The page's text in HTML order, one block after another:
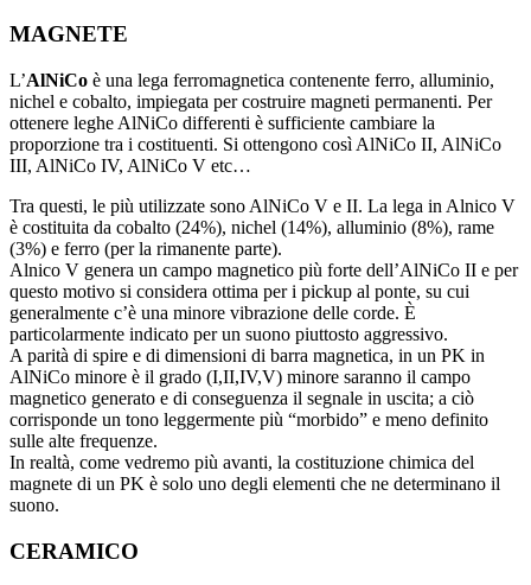
MAGNETE
L’AlNiCo è una lega ferromagnetica contenente ferro, alluminio,
nichel e cobalto, impiegata per costruire magneti permanenti. Per
ottenere leghe AlNiCo differenti è sufficiente cambiare la
proporzione tra i costituenti. Si ottengono così AlNiCo II, AlNiCo
III, AlNiCo IV, AlNiCo V etc…
Tra questi, le più utilizzate sono AlNiCo V e II. La lega in Alnico V
è costituita da cobalto (24%), nichel (14%), alluminio (8%), rame
(3%) e ferro (per la rimanente parte).
Alnico V genera un campo magnetico più forte dell’AlNiCo II e per
questo motivo si considera ottima per i pickup al ponte, su cui
generalmente c’è una minore vibrazione delle corde. È
particolarmente indicato per un suono piuttosto aggressivo.
A parità di spire e di dimensioni di barra magnetica, in un PK in
AlNiCo minore è il grado (I,II,IV,V) minore saranno il campo
magnetico generato e di conseguenza il segnale in uscita; a ciò
corrisponde un tono leggermente più “morbido” e meno definito
sulle alte frequenze.
In realtà, come vedremo più avanti, la costituzione chimica del
magnete di un PK è solo uno degli elementi che ne determinano il
suono.
CERAMICO